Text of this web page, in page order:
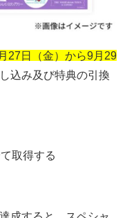
27日（金）から9月29
込み及び特典の引換
取得する
成すると、スペシャ